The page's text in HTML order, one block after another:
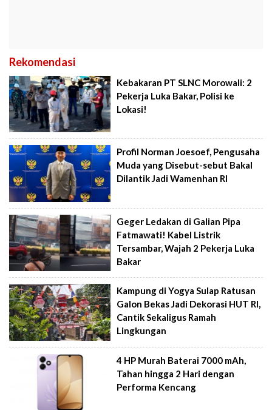
Rekomendasi
Kebakaran PT SLNC Morowali: 2
Pekerja Luka Bakar, Polisi ke
Lokasi!
Profil Norman Joesoef, Pengusaha
Muda yang Disebut-sebut Bakal
Dilantik Jadi Wamenhan RI
Geger Ledakan di Galian Pipa
Fatmawati! Kabel Listrik
Tersambar, Wajah 2 Pekerja Luka
Bakar
Kampung di Yogya Sulap Ratusan
Galon Bekas Jadi Dekorasi HUT RI,
Cantik Sekaligus Ramah
Lingkungan
4 HP Murah Baterai 7000 mAh,
Tahan hingga 2 Hari dengan
Performa Kencang